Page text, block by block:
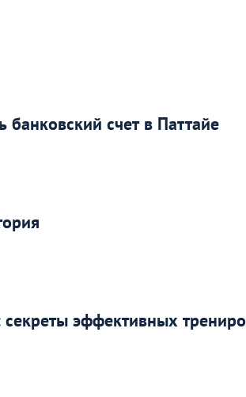
банковский счет в Паттайе
эффективных